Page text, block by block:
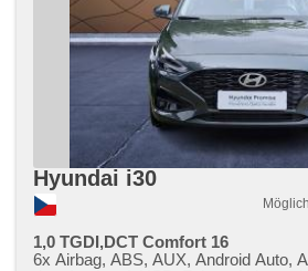
Hyundai i30
1,0 TGDI,DCT Comfort 16
6x Airbag, ABS, AUX, Android Auto,